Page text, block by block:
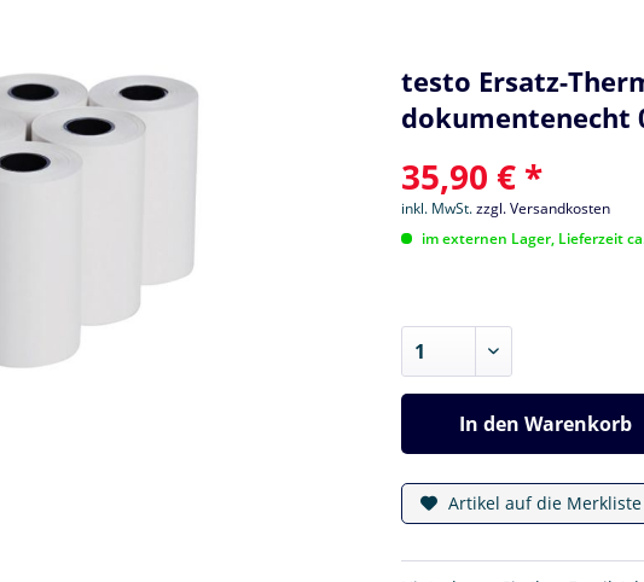
testo Ersatz-
dokumentenecht
35,90 € *
inkl. MwSt.zzgl. Versandkosten
im externen Lager, Lieferzeit
In den Warenkorb
Artikel auf die Merkliste